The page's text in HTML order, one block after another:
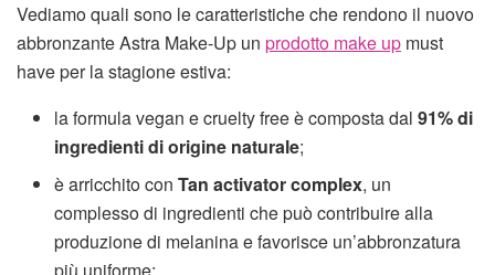
Vediamo quali sono le caratteristiche che rendono il nuovo
abbronzante Astra Make-Up un prodotto make up must
have per la stagione estiva:
la formula vegan e cruelty free è composta dal91% di
ingredienti di origine naturale;
è arricchito conTan activator complex, un
complesso di ingredienti che può contribuire alla
produzione di melanina e favorisce un’abbronzatura